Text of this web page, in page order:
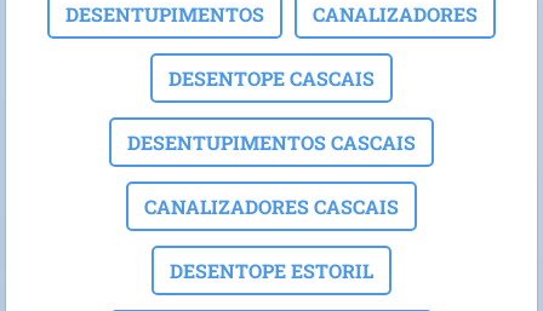
DESENTUPIMENTOS CANALIZADORES
DESENTOPE CASCAIS
DESENTUPIMENTOS CASCAIS
CANALIZADORES CASCAIS
DESENTOPE ESTORIL